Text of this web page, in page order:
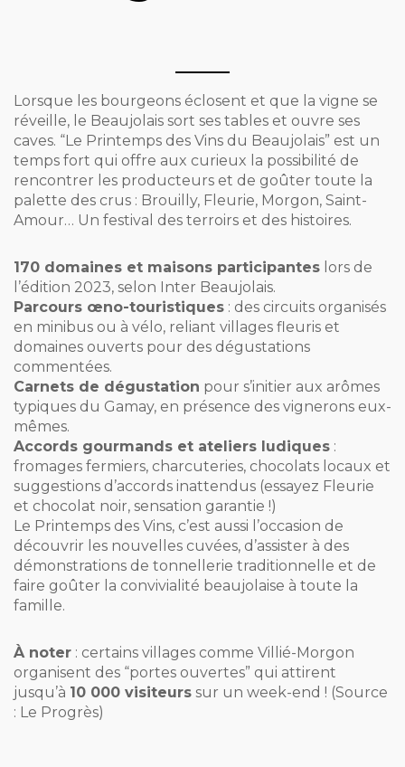
Lorsque les bourgeons éclosent et que la vigne se
réveille, le Beaujolais sort ses tables et ouvre ses
caves. “Le Printemps des Vins du Beaujolais” est un
temps fort qui offre aux curieux la possibilité de
rencontrer les producteurs et de goûter toute la
palette des crus : Brouilly, Fleurie, Morgon, Saint-
Amour… Un festival des terroirs et des histoires.
170 domaines et maisons participantes lors de
l’édition 2023, selon Inter Beaujolais.
Parcours œno-touristiques : des circuits organisés
en minibus ou à vélo, reliant villages fleuris et
domaines ouverts pour des dégustations
commentées.
Carnets de dégustation pour s’initier aux arômes
typiques du Gamay, en présence des vignerons eux-
mêmes.
Accords gourmands et ateliers ludiques :
fromages fermiers, charcuteries, chocolats locaux et
suggestions d’accords inattendus (essayez Fleurie
et chocolat noir, sensation garantie !)
Le Printemps des Vins, c’est aussi l’occasion de
découvrir les nouvelles cuvées, d’assister à des
démonstrations de tonnellerie traditionnelle et de
faire goûter la convivialité beaujolaise à toute la
famille.
À noter : certains villages comme Villié-Morgon
organisent des “portes ouvertes” qui attirent
jusqu’à 10 000 visiteurs sur un week-end ! (Source
: Le Progrès)